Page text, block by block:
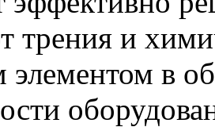
трения и
в